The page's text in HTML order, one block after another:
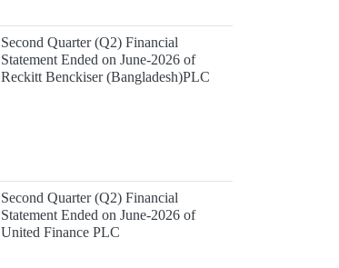
Second Quarter (Q2) Financial
Statement Ended on June-2026 of
Reckitt Benckiser (Bangladesh)PLC
Second Quarter (Q2) Financial
Statement Ended on June-2026 of
United Finance PLC